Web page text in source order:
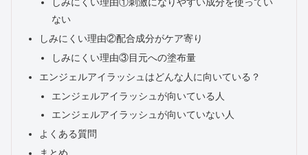
ない
しみにくい理由②配合成分がケア寄り
しみにくい理由③目元への塗布量
エンジェルアイラッシュはどんな人に向いている？
エンジェルアイラッシュが向いている人
エンジェルアイラッシュが向いていない人
よくある質問